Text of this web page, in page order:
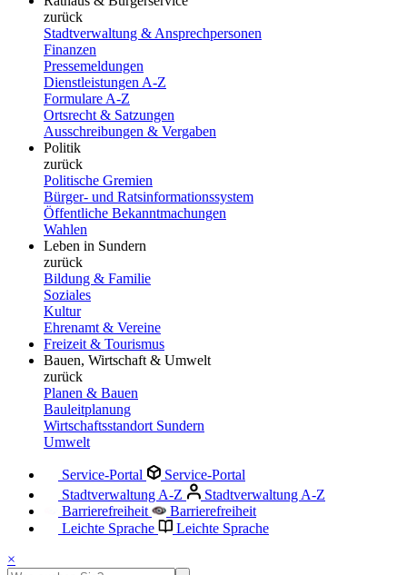
zurück
Stadtverwaltung & Ansprechpersonen
Finanzen
Pressemeldungen
Dienstleistungen A-Z
Formulare A-Z
Ortsrecht & Satzungen
Ausschreibungen & Vergaben
Politik
zurück
Politische Gremien
Bürger- und Ratsinformationssystem
Öffentliche Bekanntmachungen
Wahlen
Leben in Sundern
zurück
Bildung & Familie
Soziales
Kultur
Ehrenamt & Vereine
Freizeit & Tourismus
Bauen, Wirtschaft & Umwelt
zurück
Planen & Bauen
Bauleitplanung
Wirtschaftsstandort Sundern
Umwelt
Service-Portal
Service-Portal
Stadtverwaltung A-Z
Stadtverwaltung A-Z
Barrierefreiheit
Barrierefreiheit
Leichte Sprache
Leichte Sprache
×